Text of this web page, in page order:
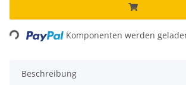
Loading... Komponenten werden
Beschreibung